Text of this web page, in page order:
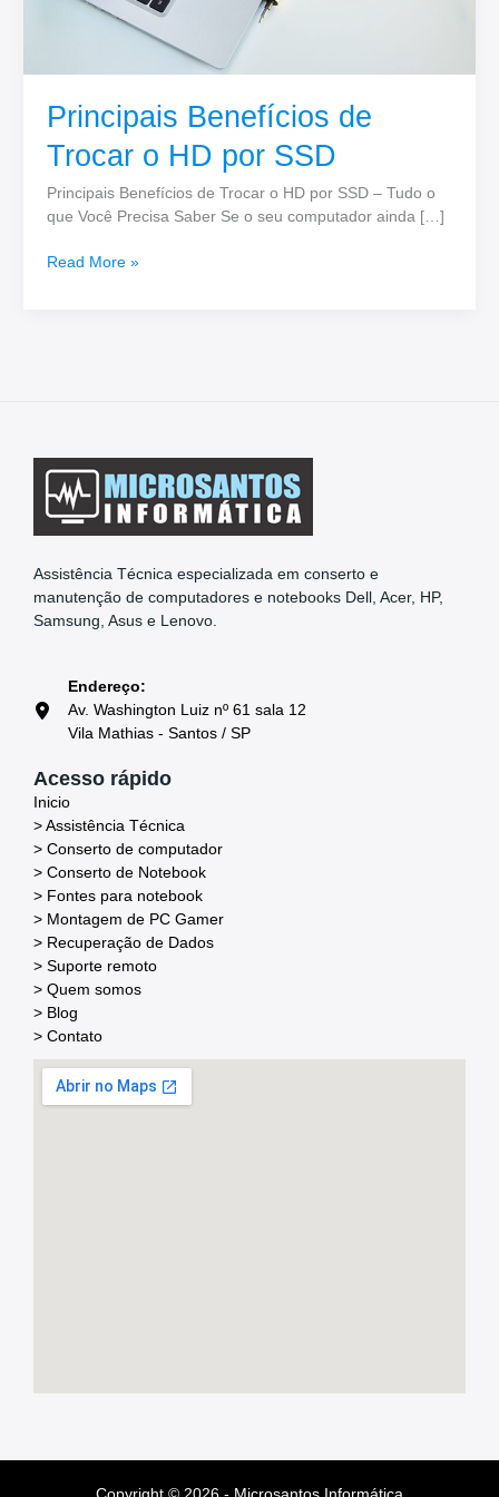
Principais Benefícios de
Trocar o HD por SSD
Principais Benefícios de Trocar o HD por SSD – Tudo o
que Você Precisa Saber Se o seu computador ainda […]
Read More »
Assistência Técnica especializada em conserto e
manutenção de computadores e notebooks Dell, Acer, HP,
Samsung, Asus e Lenovo.
Endereço:
Av. Washington Luiz nº 61 sala 12
Vila Mathias - Santos / SP
Acesso rápido
Inicio
> Assistência Técnica
> Conserto de computador
> Conserto de Notebook
> Fontes para notebook
> Montagem de PC Gamer
> Recuperação de Dados
> Suporte remoto
> Quem somos
> Blog
> Contato